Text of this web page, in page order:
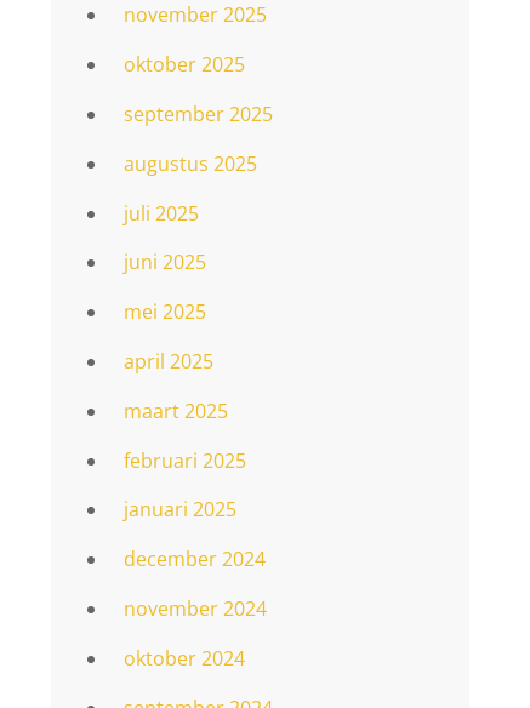
november 2025
oktober 2025
september 2025
augustus 2025
juli 2025
juni 2025
mei 2025
april 2025
maart 2025
februari 2025
januari 2025
december 2024
november 2024
oktober 2024